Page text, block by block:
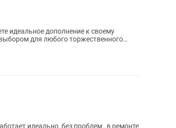
для любого торжественного
идеально, без проблем , в ремонте